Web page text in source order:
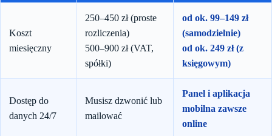
Koszt
miesięczny
250–450 zł (proste
rozliczenia)
500–900 zł (VAT,
spółki)
od ok. 99–149 zł
(samodzielnie)
od ok. 249 zł (z
księgowym)
Dostęp do
danych 24/7
Musisz dzwonić lub
mailować
Panel i aplikacja
mobilna zawsze
online